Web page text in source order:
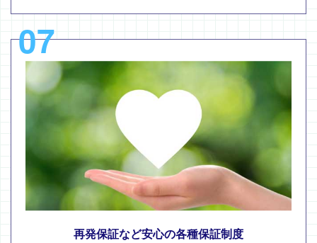
07
再発保証など安心の各種保証制度